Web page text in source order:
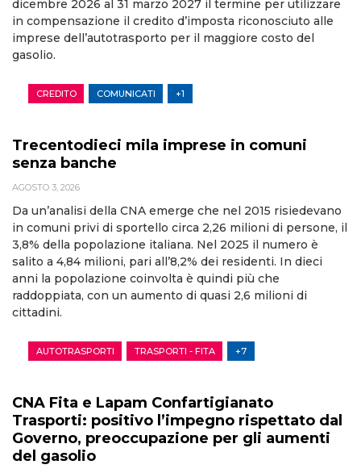
dicembre 2026 al 31 marzo 2027 il termine per utilizzare
in compensazione il credito d’imposta riconosciuto alle
imprese dell’autotrasporto per il maggiore costo del
gasolio.
CREDITO COMUNICATI +1
Trecentodieci mila imprese in comuni
senza banche
AGOSTO 3, 2026
Da un’analisi della CNA emerge che nel 2015 risiedevano
in comuni privi di sportello circa 2,26 milioni di persone, il
3,8% della popolazione italiana. Nel 2025 il numero è
salito a 4,84 milioni, pari all’8,2% dei residenti. In dieci
anni la popolazione coinvolta è quindi più che
raddoppiata, con un aumento di quasi 2,6 milioni di
cittadini.
AUTOTRASPORTI TRASPORTI - FITA +7
CNA Fita e Lapam Confartigianato
Trasporti: positivo l’impegno rispettato dal
Governo, preoccupazione per gli aumenti
del gasolio